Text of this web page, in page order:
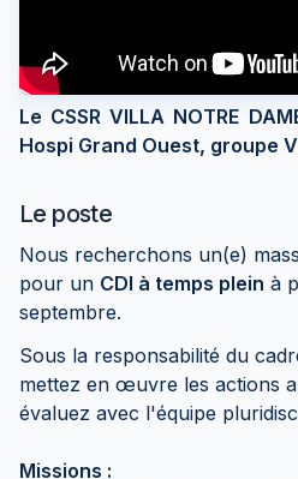
Le CSSR VILLA NOTRE
Hospi Grand Ouest, groupe
Le poste
Nous recherchons un(e)
pour un CDI à temps plein à
septembre.
Sous la responsabilité du
mettez en œuvre les actions
évaluez avec l'équipe
Missions :